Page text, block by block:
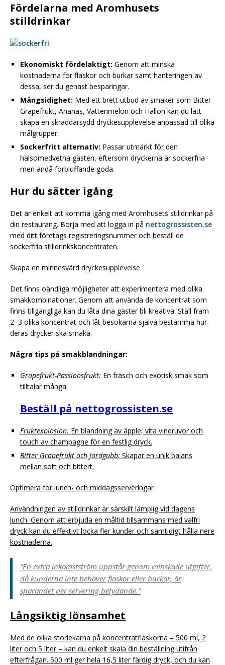
Fördelarna med Aromhusets
stilldrinkar
Ekonomiskt fördelaktigt: Genom att minska
kostnaderna för flaskor och burkar samt hanteringen av
dessa, ser du genast besparingar.
Mångsidighet: Med ett brett utbud av smaker som Bitter
Grapefrukt, Ananas, Vattenmelon och Hallon kan du lätt
skapa en skräddarsydd dryckesupplevelse anpassad till olika
målgrupper.
Sockerfritt alternativ: Passar utmärkt för den
hälsomedvetna gästen, eftersom dryckerna är sockerfria
men ändå förbluffande goda.
Hur du sätter igång
Det är enkelt att komma igång med Aromhusets stilldrinkar på
din restaurang. Börja med att logga in på nettogrossisten.se
med ditt företags registreringsnummer och beställ de
sockerfria stilldrinkskoncentraten.
Skapa en minnesvärd dryckesupplevelse
Det finns oändliga möjligheter att experimentera med olika
smakkombinationer. Genom att använda de koncentrat som
finns tillgängliga kan du låta dina gäster bli kreativa. Ställ fram
2–3 olika koncentrat och låt besökarna själva bestämma hur
deras drycker ska smaka.
Några tips på smakblandningar:
Grapefrukt-Passionsfrukt: En fräsch och exotisk smak som
tilltalar många.
Beställ på nettogrossisten.se
Fruktexplosion: En blandning av äpple, vita vindruvor och
touch av champagne för en festlig dryck.
Bitter Grapefrukt och Jordgubb: Skapar en unik balans
mellan sött och bittert.
Optimera för lunch- och middagsserveringar
Användningen av stilldrinkar är särskilt lämplig vid dagens
lunch. Genom att erbjuda en måltid tillsammans med valfri
dryck kan du effektivt locka fler kunder och samtidigt hålla nere
kostnaderna.
“En extra inkomstström uppstår genom minskade utgifter,
då kunderna inte behöver flaskor eller burkar, är
sparandet per servering betydande.”
Långsiktig lönsamhet
Med de olika storlekarna på koncentratflaskorna – 500 ml, 2
liter och 5 liter – kan du enkelt skala din beställning utifrån
efterfrågan. 500 ml ger hela 16,5 liter färdig dryck, och du kan